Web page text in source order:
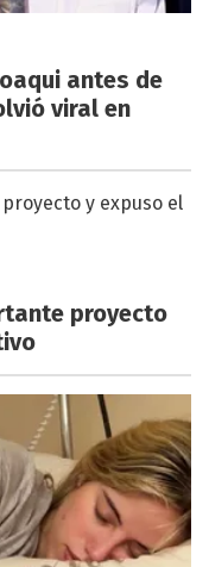
antes de
viral en
proyecto